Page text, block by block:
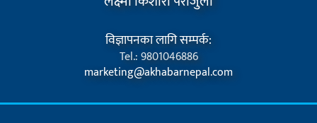
विज्ञापनका लागि सम्पर्क:
Tel.: 9801046886
marketing@akhabarnepal.com